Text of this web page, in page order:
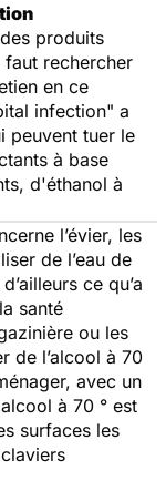
produits
faut rechercher
en ce
infection" a
peuvent tuer le
à base
d'éthanol à
l’évier, les
de l’eau de
ce qu’a
santé
ou les
de l’alcool à 70
avec un
à 70 ° est
surfaces les